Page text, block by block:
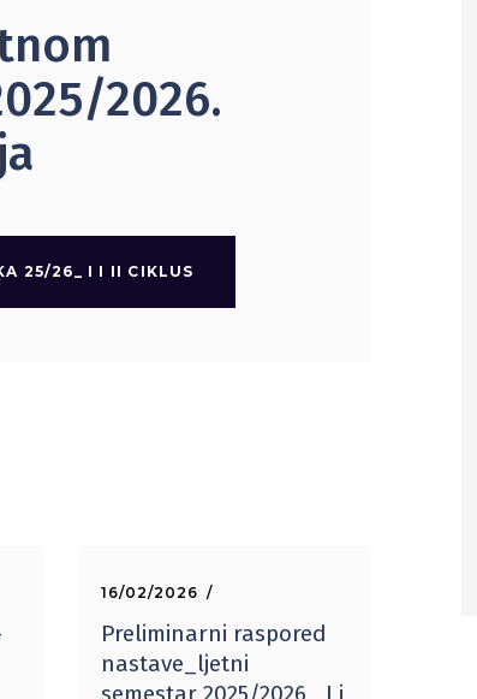
2026.
25/26_ I I II CIKLUS
16/02/2026
Preliminarni raspored
nastave_ljetni